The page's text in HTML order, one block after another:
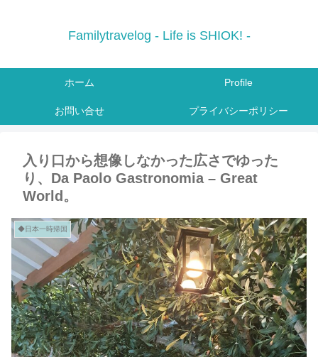
Familytravelog - Life is SHIOK! -
ホーム Profile
お問い合せ プライバシーポリシー
入り口から想像しなかった広さでゆった
り、Da Paolo Gastronomia – Great
World。
◆日本一時帰国